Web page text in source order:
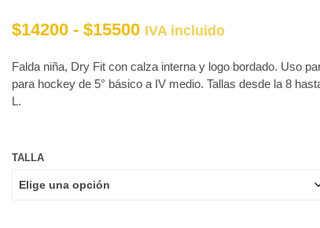
$14200 - $15500Rango
precios:
IVA incluido
Falda niña, Dry Fit con calza interna y logo bordado. Uso
para hockey de 5° básico a IV medio. Tallas desde la 8
L.
TALLA